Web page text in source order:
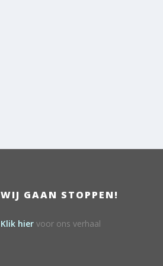
WIJ GAAN STOPPEN!
Klik hier voor ons verhaal